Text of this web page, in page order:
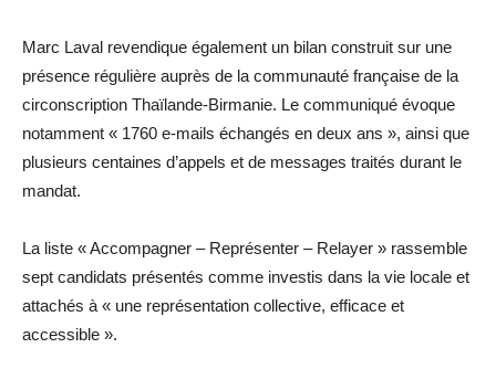
Marc Laval revendique également un bilan construit sur une
présence régulière auprès de la communauté française de la
circonscription Thaïlande-Birmanie. Le communiqué évoque
notamment « 1760 e-mails échangés en deux ans », ainsi que
plusieurs centaines d’appels et de messages traités durant le
mandat.
La liste « Accompagner – Représenter – Relayer » rassemble
sept candidats présentés comme investis dans la vie locale et
attachés à « une représentation collective, efficace et
accessible ».